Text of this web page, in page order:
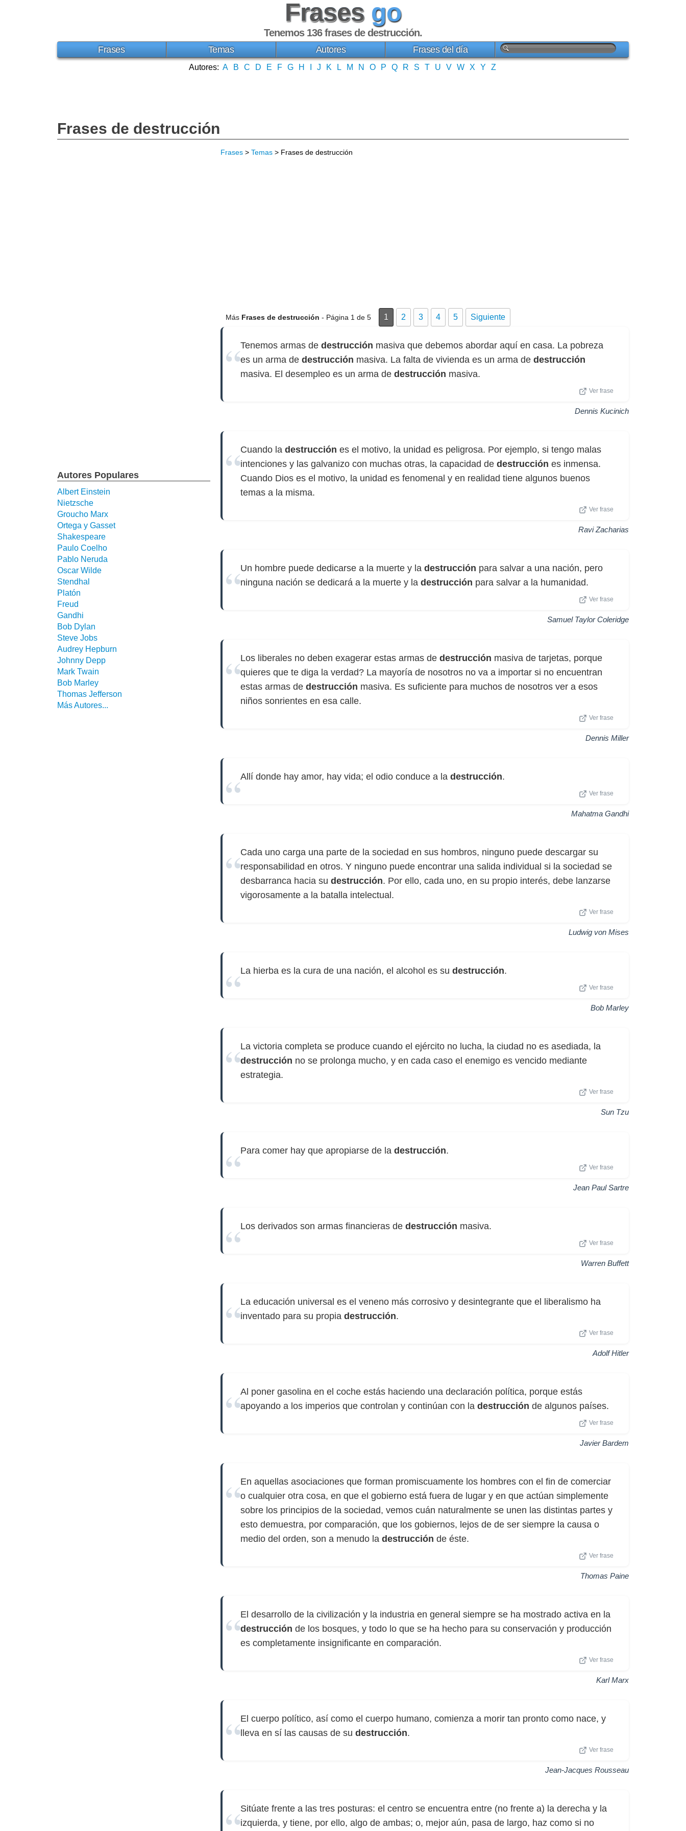
Frases go
Tenemos 136frases de destrucción.
Frases Temas Autores Frases del día
Autores: A B C D E F G H J K L M N O P Q R S T U V W X Y Z
Frases de destrucción
Frases > Temas > Frases de destrucción
Más Frases de destrucción - Página 1 de 5 1 2 3 4 5 Siguiente
Tenemos armas de destrucción masiva que debemos abordar aquí en casa. La pobreza
es un arma de destrucción masiva. La falta de vivienda es un arma de destrucción
masiva. El desempleo es un arma de destrucción masiva.
Ver frase
Dennis Kucinich
Cuando la destrucción es el motivo, la unidad es peligrosa. Por ejemplo, si tengo malas
intenciones y las galvanizo con muchas otras, la capacidad de destrucción es inmensa.
Cuando Dios es el motivo, la unidad es fenomenal y en realidad tiene algunos buenos
temas a la misma.
Ver frase
Ravi Zacharias
Un hombre puede dedicarse a la muerte y la destrucción para salvar a una nación, pero
ninguna nación se dedicará a la muerte y la destrucción para salvar a la humanidad.
Ver frase
Samuel Taylor Coleridge
Los liberales no deben exagerar estas armas de destrucción masiva de tarjetas, porque
quieres que te diga la verdad? La mayoría de nosotros no va a importar si no encuentran
estas armas de destrucción masiva. Es suficiente para muchos de nosotros ver a esos
niños sonrientes en esa calle.
Ver frase
Dennis Miller
Allí donde hay amor, hay vida; el odio conduce a la destrucción.
Ver frase
Mahatma Gandhi
Cada uno carga una parte de la sociedad en sus hombros, ninguno puede descargar su
responsabilidad en otros. Y ninguno puede encontrar una salida individual si la sociedad se
desbarranca hacia su destrucción. Por ello, cada uno, en su propio interés, debe lanzarse
vigorosamente a la batalla intelectual.
Ver frase
Ludwig von Mises
La hierba es la cura de una nación, el alcohol es su destrucción.
Ver frase
Bob Marley
La victoria completa se produce cuando el ejército no lucha, la ciudad no es asediada, la
destrucción no se prolonga mucho, y en cada caso el enemigo es vencido mediante
estrategia.
Ver frase
Sun Tzu
Para comer hay que apropiarse de la destrucción.
Ver frase
Jean Paul Sartre
Los derivados son armas financieras de destrucción masiva.
Ver frase
Warren Buffett
La educación universal es el veneno más corrosivo y desintegrante que el liberalismo ha
inventado para su propia destrucción.
Ver frase
Adolf Hitler
Al poner gasolina en el coche estás haciendo una declaración política, porque estás
apoyando a los imperios que controlan y continúan con la destrucción de algunos países.
Ver frase
Javier Bardem
En aquellas asociaciones que forman promiscuamente los hombres con el fin de comerciar
o cualquier otra cosa, en que el gobierno está fuera de lugar y en que actúan simplemente
sobre los principios de la sociedad, vemos cuán naturalmente se unen las distintas partes y
esto demuestra, por comparación, que los gobiernos, lejos de de ser siempre la causa o
medio del orden, son a menudo la destrucción de éste.
Ver frase
Thomas Paine
El desarrollo de la civilización y la industria en general siempre se ha mostrado activa en la
destrucción de los bosques, y todo lo que se ha hecho para su conservación y producción
es completamente insignificante en comparación.
Ver frase
Karl Marx
El cuerpo político, así como el cuerpo humano, comienza a morir tan pronto como nace, y
lleva en sí las causas de su destrucción.
Ver frase
Jean-Jacques Rousseau
Sitúate frente a las tres posturas: el centro se encuentra entre (no frente a) la derecha y la
izquierda, y tiene, por ello, algo de ambas; o, mejor aún, pasa de largo, haz como si no
Autores Populares
Albert Einstein
Nietzsche
Groucho Marx
Ortega y Gasset
Shakespeare
Paulo Coelho
Pablo Neruda
Oscar Wilde
Stendhal
Platón
Freud
Gandhi
Bob Dylan
Steve Jobs
Audrey Hepburn
Johnny Depp
Mark Twain
Bob Marley
Thomas Jefferson
Más Autores...